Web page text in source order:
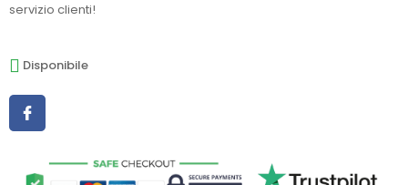
servizio clienti!
Disponibile